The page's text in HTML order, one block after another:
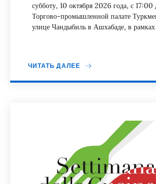
субботу, 10 октября 2026 года, с
Торгово-промышленной палате
улице Чандыбиль в Ашхабаде, в
ЧИТАТЬ ДАЛЕЕ